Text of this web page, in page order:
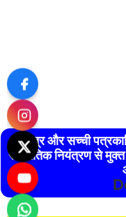
स्वतंत्र और सच्ची
राजनैतिक नियंत्रण से